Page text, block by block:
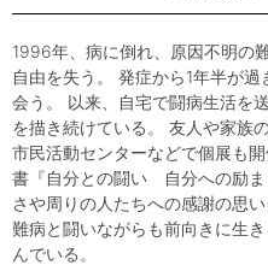
1996年、病に倒れ、原因不明の
自由を失う。 発症から1年半が
会う。 以来、自宅で闘病生活を
を描き続けている。 友人や家族
市民活動センターなどで個展も
書『自分との闘い 自分への励
さや周りの人たちへの感謝の思
難病と闘いながらも前向きに生
んでいる。